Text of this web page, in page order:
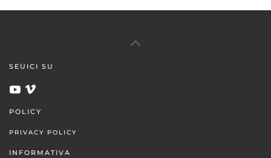
SEUICI SU
POLICY
PRIVACY POLICY
INFORMATIVA